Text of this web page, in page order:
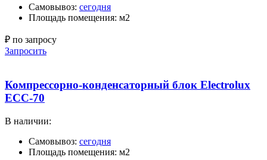
Самовывоз: сегодня
Площадь помещения: м2
₽ по запросу
Запросить
Компрессорно-конденсаторный блок Electrolux
ECC-70
В наличии:
Самовывоз: сегодня
Площадь помещения: м2